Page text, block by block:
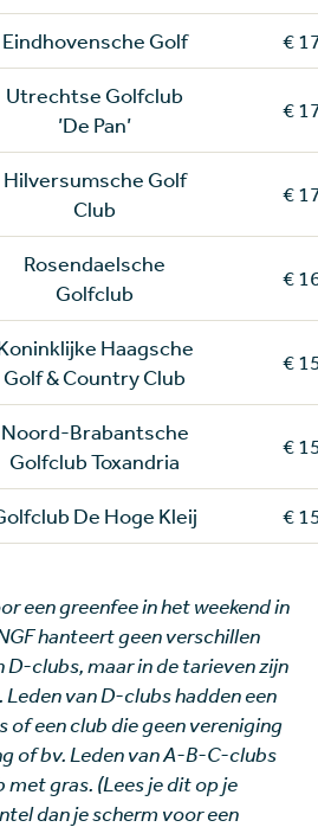
Eindhovensche Golf €
Utrechtse Golfclub
’De Pan’
€
Hilversumsche Golf
Club
€
Rosendaelsche
Golfclub
€
Haagsche
Golf & Country Club
€
Noord-Brabantsche
Golfclub Toxandria
€
De Hoge Kleij €
een greenfee in het weekend in
hanteert geen verschillen
D-clubs, maar in de tarieven zijn
van D-clubs hadden een
of een club die geen vereniging
of bv. Leden van A-B-C-clubs
met gras. (Lees je dit op je
dan je scherm voor een